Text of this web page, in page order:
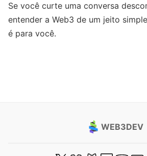
Se você curte uma conversa
entender a Web3 de um jeito
é para você.
WEB3DEV